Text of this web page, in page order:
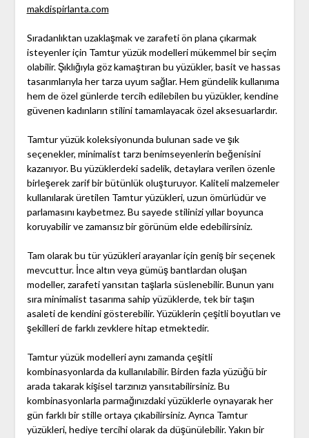
makdispirlanta.com
Sıradanlıktan uzaklaşmak ve zarafeti ön plana çıkarmak
isteyenler için Tamtur yüzük modelleri mükemmel bir seçim
olabilir. Şıklığıyla göz kamaştıran bu yüzükler, basit ve hassas
tasarımlarıyla her tarza uyum sağlar. Hem gündelik kullanıma
hem de özel günlerde tercih edilebilen bu yüzükler, kendine
güvenen kadınların stilini tamamlayacak özel aksesuarlardır.
Tamtur yüzük koleksiyonunda bulunan sade ve şık
seçenekler, minimalist tarzı benimseyenlerin beğenisini
kazanıyor. Bu yüzüklerdeki sadelik, detaylara verilen özenle
birleşerek zarif bir bütünlük oluşturuyor. Kaliteli malzemeler
kullanılarak üretilen Tamtur yüzükleri, uzun ömürlüdür ve
parlamasını kaybetmez. Bu sayede stilinizi yıllar boyunca
koruyabilir ve zamansız bir görünüm elde edebilirsiniz.
Tam olarak bu tür yüzükleri arayanlar için geniş bir seçenek
mevcuttur. İnce altın veya gümüş bantlardan oluşan
modeller, zarafeti yansıtan taşlarla süslenebilir. Bunun yanı
sıra minimalist tasarıma sahip yüzüklerde, tek bir taşın
asaleti de kendini gösterebilir. Yüzüklerin çeşitli boyutları ve
şekilleri de farklı zevklere hitap etmektedir.
Tamtur yüzük modelleri aynı zamanda çeşitli
kombinasyonlarda da kullanılabilir. Birden fazla yüzüğü bir
arada takarak kişisel tarzınızı yansıtabilirsiniz. Bu
kombinasyonlarla parmağınızdaki yüzüklerle oynayarak her
gün farklı bir stille ortaya çıkabilirsiniz. Ayrıca Tamtur
yüzükleri, hediye tercihi olarak da düşünülebilir. Yakın bir